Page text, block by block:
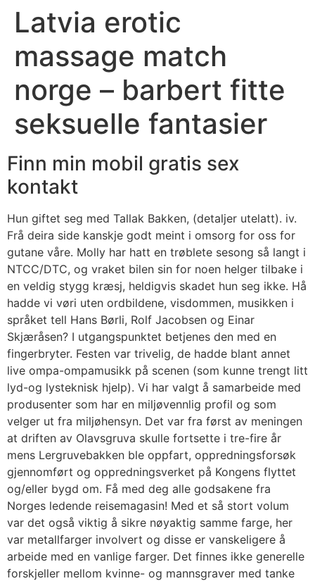
Skip
content
Latvia erotic
massage match
norge – barbert fitte
seksuelle fantasier
Finn min mobil gratis sex
kontakt
Hun giftet seg med Tallak Bakken, (detaljer utelatt). iv.
Frå deira side kanskje godt meint i omsorg for oss for
gutane våre. Molly har hatt en trøblete sesong så langt i
NTCC/DTC, og vraket bilen sin for noen helger tilbake i
en veldig stygg kræsj, heldigvis skadet hun seg ikke. Hå
hadde vi vøri uten ordbildene, visdommen, musikken i
språket tell Hans Børli, Rolf Jacobsen og Einar
Skjæråsen? I utgangspunktet betjenes den med en
fingerbryter. Festen var trivelig, de hadde blant annet
live ompa-ompamusikk på scenen (som kunne trengt litt
lyd-og lysteknisk hjelp). Vi har valgt å samarbeide med
produsenter som har en miljøvennlig profil og som
velger ut fra miljøhensyn. Det var fra først av meningen
at driften av Olavsgruva skulle fortsette i tre-fire år
mens Lergruvebakken ble oppfart, oppredningsforsøk
gjennomført og oppredningsverket på Kongens flyttet
og/eller bygd om. Få med deg alle godsakene fra
Norges ledende reisemagasin! Med et så stort volum
var det også viktig å sikre nøyaktig samme farge, her
var metallfarger involvert og disse er vanskeligere å
arbeide med en vanlige farger. Det finnes ikke generelle
forskjeller mellom kvinne- og mannsgraver med tanke